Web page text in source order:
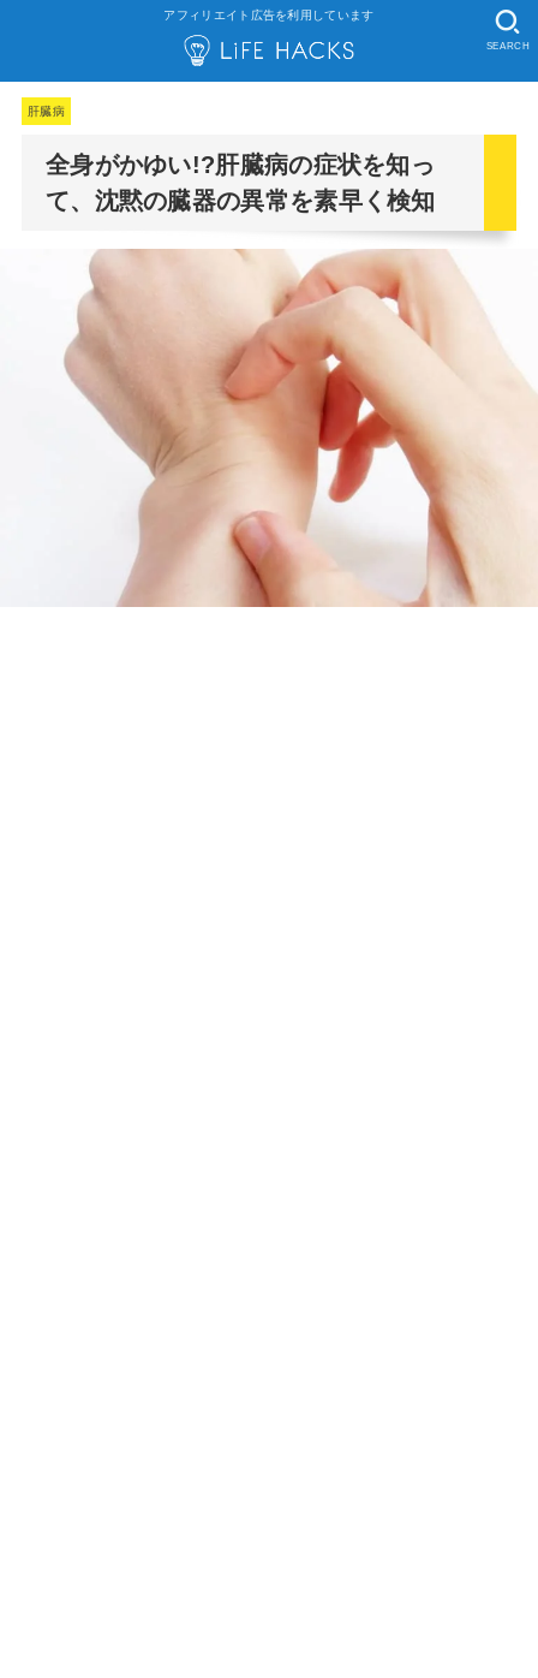
アフィリエイト広告を利用しています
SEARCH
肝臓病
全身がかゆい!?肝臓病の症状を知っ
て、沈黙の臓器の異常を素早く検知